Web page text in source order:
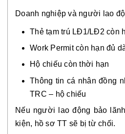
Doanh nghiệp và người lao
Thẻ tạm trú LĐ1/LĐ2 còn
Work Permit còn hạn đủ
Hộ chiếu còn thời hạn
Thông tin cá nhân đồng
TRC – hộ chiếu
Nếu người lao động bảo
kiện, hồ sơ TT sẽ bị từ chối.